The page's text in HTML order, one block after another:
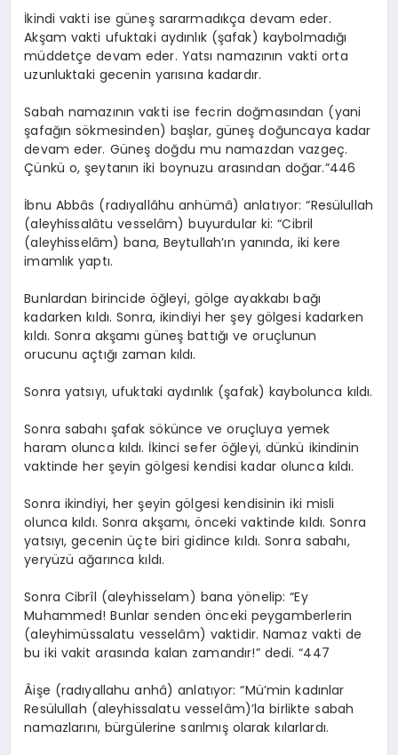
İkindi vakti ise güneş sararmadıkça devam eder.
Akşam vakti ufuktaki aydınlık (şafak) kaybolmadığı
müddetçe devam eder. Yatsı namazının vakti orta
uzunluktaki gecenin yarısına kadardır.
Sabah namazının vakti ise fecrin doğmasından (yani
şafağın sökmesinden) başlar, güneş doğuncaya kadar
devam eder. Güneş doğdu mu namazdan vazgeç.
Çünkü o, şeytanın iki boynuzu arasından doğar.”446
İbnu Abbâs (radıyallâhu anhümâ) anlatıyor: “Resülullah
(aleyhissalâtu vesselâm) buyurdular ki: “Cibril
(aleyhisselâm) bana, Beytullah’ın yanında, iki kere
imamlık yaptı.
Bunlardan birincide öğleyi, gölge ayakkabı bağı
kadarken kıldı. Sonra, ikindiyi her şey gölgesi kadarken
kıldı. Sonra akşamı güneş battığı ve oruçlunun
orucunu açtığı zaman kıldı.
Sonra yatsıyı, ufuktaki aydınlık (şafak) kaybolunca kıldı.
Sonra sabahı şafak sökünce ve oruçluya yemek
haram olunca kıldı. İkinci sefer öğleyi, dünkü ikindinin
vaktinde her şeyin gölgesi kendisi kadar olunca kıldı.
Sonra ikindiyi, her şeyin gölgesi kendisinin iki misli
olunca kıldı. Sonra akşamı, önceki vaktinde kıldı. Sonra
yatsıyı, gecenin üçte biri gidince kıldı. Sonra sabahı,
yeryüzü ağarınca kıldı.
Sonra Cibrîl (aleyhisselam) bana yönelip: “Ey
Muhammed! Bunlar senden önceki peygamberlerin
(aleyhimüssalatu vesselâm) vaktidir. Namaz vakti de
bu iki vakit arasında kalan zamandır!” dedi. “447
Âişe (radıyallahu anhâ) anlatıyor: “Mü’min kadınlar
Resülullah (aleyhissalatu vesselâm)’la birlikte sabah
namazlarını, bürgülerine sarılmış olarak kılarlardı.